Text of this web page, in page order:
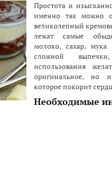
Простота и
именно так можно
великолепный
лежат самые
молоко, сахар,
сложной
использования
оригинальное, но
которое покорит
Необходимые